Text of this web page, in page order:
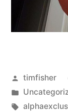
von
timfisher
in